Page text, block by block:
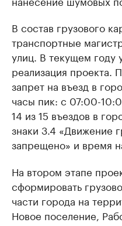
В состав грузового
транспортные
улиц. В текущем году
реализация проекта.
запрет на въезд в
часы пик: с 07:00-
14 из 15 въездов в
знаки 3.4 «Движение
запрещено» и время
На втором этапе
сформировать
части города на
Новое поселение,